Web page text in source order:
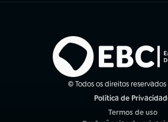
© Todos os direitos reservados
Política de
Termos de uso
(abre em nova